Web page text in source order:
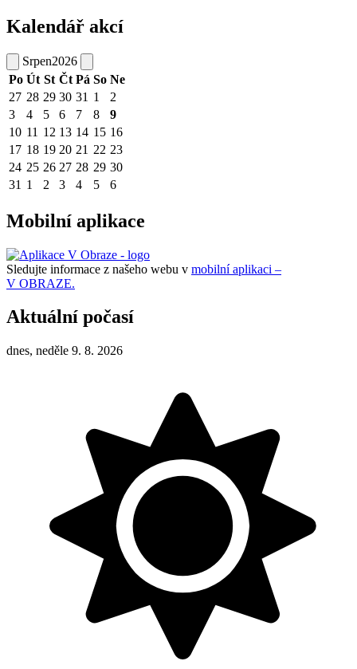
Kalendář akcí
Srpen2026
Po Út St Čt Pá So Ne
27 28 29 30 31 1
2
3
4 5 6 7 8
9
10 11 12 13 14 15 16
17 18 19 20 21 22 23
24 25 26 27 28 29 30
31 1 2 3 4 5 6
Mobilní aplikace
Sledujte informace z našeho webu v mobilní aplikaci –
V OBRAZE.
Aktuální počasí
dnes, neděle 9. 8. 2026